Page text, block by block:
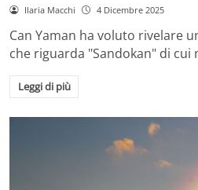
Ilaria Macchi 4 Dicembre 2025
Can Yaman ha voluto rivelare
che riguarda "Sandokan" di cui
Leggi di più